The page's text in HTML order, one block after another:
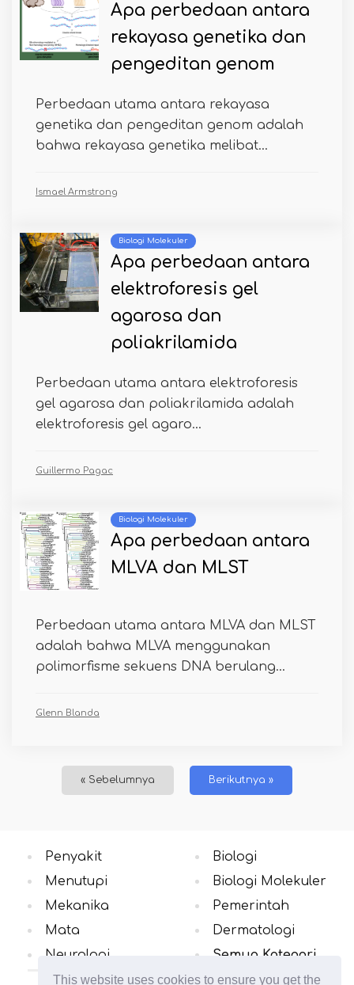
This website uses cookies to ensure you get the
Apa perbedaan antara
rekayasa genetika dan
pengeditan genom
Perbedaan utama antara rekayasa
genetika dan pengeditan genom adalah
bahwa rekayasa genetika melibat...
Ismael Armstrong
Biologi Molekuler
Apa perbedaan antara
elektroforesis gel
agarosa dan
poliakrilamida
Perbedaan utama antara elektroforesis
gel agarosa dan poliakrilamida adalah
elektroforesis gel agaro...
Guillermo Pagac
Biologi Molekuler
Apa perbedaan antara
MLVA dan MLST
Perbedaan utama antara MLVA dan MLST
adalah bahwa MLVA menggunakan
polimorfisme sekuens DNA berulang...
Glenn Blanda
« Sebelumnya Berikutnya »
Penyakit
Menutupi
Mekanika
Mata
Neurologi
Biologi
Biologi Molekuler
Pemerintah
Dermatologi
Semua Kategori